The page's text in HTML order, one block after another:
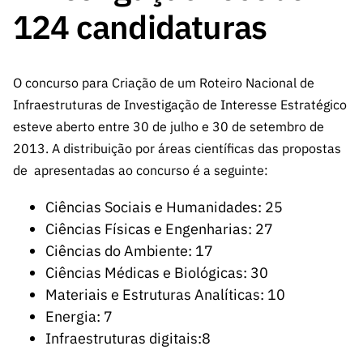
Infraestru
Outros
Apoios
es I&D
Prémios
Outros
e Informação
Acesso a dados
estatísticos para fins
científicos – Protocolo
Balcão da Ciência
Newsletter
Publicações
Media e
Identidade
de Marca
Newsletter
Subscrever
Direct Mail
de
Concursos
90 Segundos
de Ciência
Subscrever
Direct Mail
de
Transparência
Estudos e Planeamento
Estratégico
Documentos de Gestão
Contactos
RÁPIDOS
Números
Acreditaç
ão,
Certificaç
ão e
Fiscais
Recrutam
Aquisição
de
124 candidaturas
O concurso para Criação de um Roteiro Nacional de
Infraestruturas de Investigação de Interesse Estratégico
esteve aberto entre 30 de julho e 30 de setembro de
2013. A distribuição por áreas científicas das propostas
de apresentadas ao concurso é a seguinte:
Ciências Sociais e Humanidades: 25
Ciências Físicas e Engenharias: 27
Ciências do Ambiente: 17
Ciências Médicas e Biológicas: 30
Materiais e Estruturas Analíticas: 10
Energia: 7
Infraestruturas digitais:8